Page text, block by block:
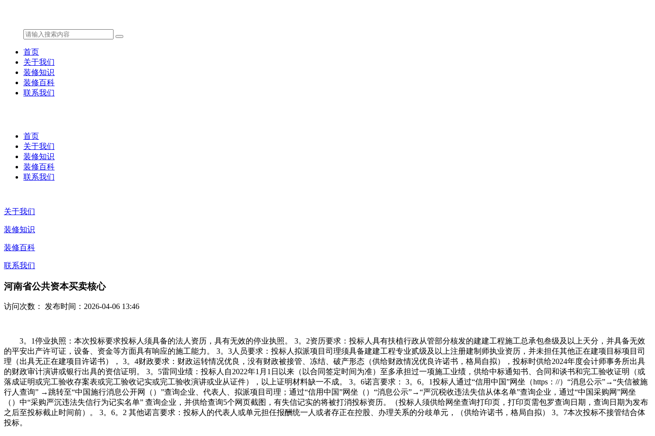
首页
关于我们
装修知识
装修百科
联系我们
首页
关于我们
装修知识
装修百科
联系我们
关于我们
装修知识
装修百科
联系我们
河南省公共资本买卖核心
访问次数： 发布时间：2026-04-06 13:46
3。1停业执照：本次投标要求投标人须具备的法人资历，具有无效的停业执照。 3。2资历要求：投标人具有扶植行政从管部分核发的建建工程施工总承包叁级及以上天分，并具备无效
的平安出产许可证，设备、资金等方面具有响应的施工能力。 3。3人员要求：投标人拟派项目司理须具备建建工程专业贰级及以上注册建制师执业资历，并未担任其他正在建项目标项目司
理（出具无正在建项目许诺书）， 3。4财政要求：财政运转情况优良，没有财政被接管、冻结、破产形态（供给财政情况优良许诺书，格局自拟），投标时供给2024年度会计师事务所出具
的财政审计演讲或银行出具的资信证明。 3。5雷同业绩：投标人自2022年1月1日以来（以合同签定时间为准）至多承担过一项施工业绩，供给中标通知书、合同和谈书和完工验收证明（或
落成证明或完工验收存案表或完工验收记实或完工验收演讲或业从证件），以上证明材料缺一不成。 3。6诺言要求： 3。6。1投标人通过“信用中国”网坐（https：//）“消息公示”→“失信被施
行人查询” →跳转至“中国施行消息公开网（）”查询企业、代表人、拟派项目司理；通过“信用中国”网坐（）“消息公示”→“严沉税收违法失信从体名单”查询企业，通过“中国采购网”网坐
（）中“采购严沉违法失信行为记实名单” 查询企业，并供给查询5个网页截图，有失信记实的将被打消投标资历。（投标人须供给网坐查询打印页，打印页需包罗查询日期，查询日期为发布
之后至投标截止时间前）。 3。6。2 其他诺言要求：投标人的代表人或单元担任报酬统一人或者存正在控股、办理关系的分歧单元，（供给许诺书，格局自拟） 3。7本次投标不接管结合体
投标。